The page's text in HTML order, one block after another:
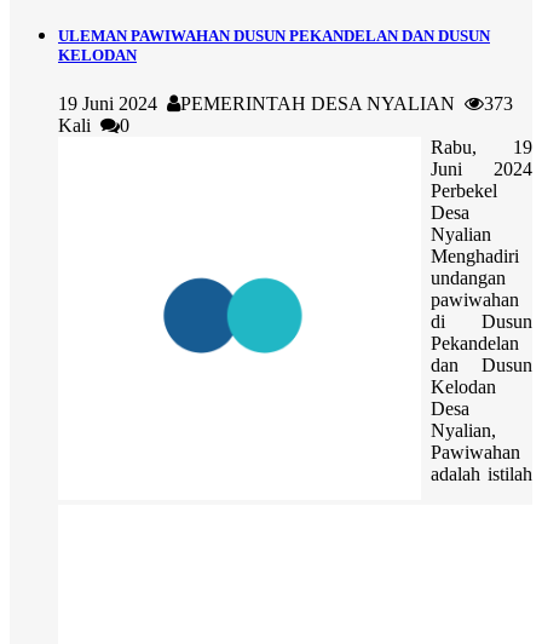
ULEMAN PAWIWAHAN DUSUN PEKANDELAN DAN DUSUN
KELODAN
19 Juni 2024 PEMERINTAH DESA NYALIAN
373
Kali
0
Rabu, 19
Juni 2024
Perbekel
Desa
Nyalian
Menghadiri
undangan
pawiwahan
di Dusun
Pekandelan
dan Dusun
Kelodan
Desa
Nyalian,
Pawiwahan
adalah istilah